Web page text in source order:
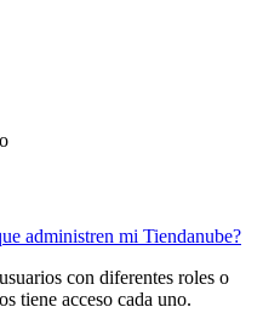
administren mi Tiendanube?
con diferentes roles o
tiene acceso cada uno.